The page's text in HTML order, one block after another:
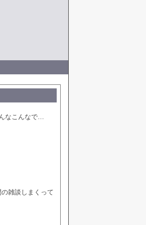
なこんなで…
雑談しまくって